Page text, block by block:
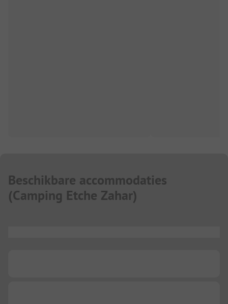
Beschikbare accommodaties
(Camping Etche Zahar)